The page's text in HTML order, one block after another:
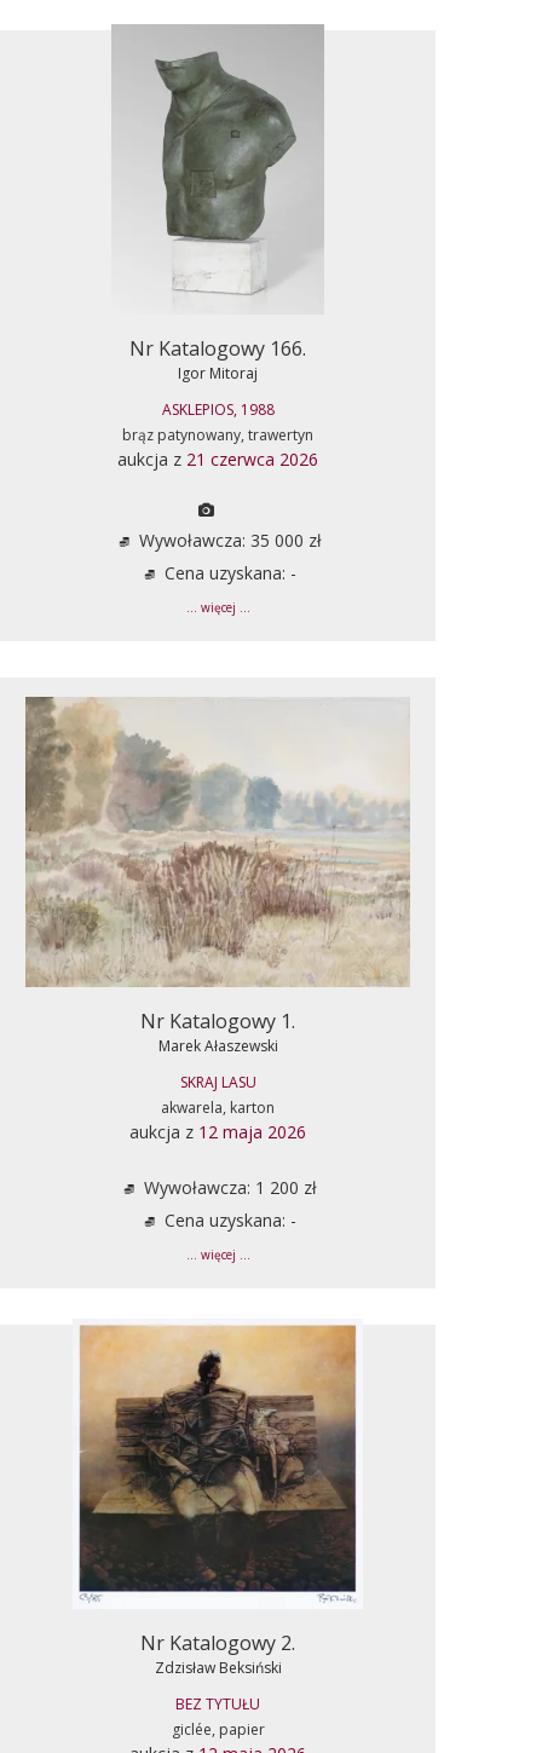
Nr Katalogowy 166.
Igor Mitoraj
ASKLEPIOS, 1988
brąz patynowany, trawertyn
aukcja z 21 czerwca 2026
Wywoławcza: 35 000 zł
Cena uzyskana: -
... więcej ...
Nr Katalogowy 1.
Marek Ałaszewski
SKRAJ LASU
akwarela, karton
aukcja z 12 maja 2026
Wywoławcza: 1 200 zł
Cena uzyskana: -
... więcej ...
Nr Katalogowy 2.
Zdzisław Beksiński
BEZ TYTUŁU
giclée, papier